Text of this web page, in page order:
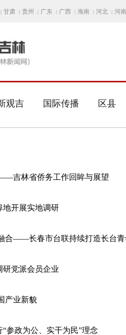
| 甘肃 | 贵州 | 广东 | 广西 | 海南 | 河北 | 河南
观吉 国际传播 区县
吉林省侨务工作回眸与展望
地开展实地调研
合——长春市台联持续打造长台
研党派会员企业
产业新貌
参政为公、实干为民”理念